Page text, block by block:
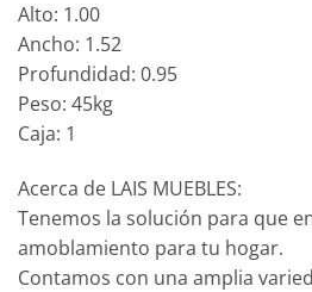
Alto: 1.00
Ancho: 1.52
Profundidad: 0.95
Peso: 45kg
Caja: 1
Acerca de LAIS MUEBLES:
Tenemos la solución para que
amoblamiento para tu hogar.
Contamos con una amplia